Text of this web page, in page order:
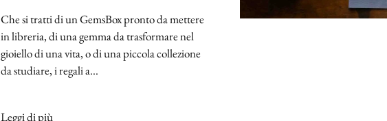
Che si tratti di un GemsBox pronto da mettere
in libreria, di una gemma da trasformare nel
gioiello di una vita, o di una piccola collezione
da studiare, i regali a...
Leggi di più